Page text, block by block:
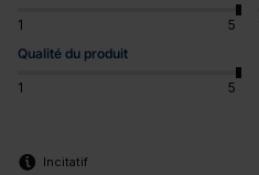
1 5
Qualité du produit
1 5
Incitatif